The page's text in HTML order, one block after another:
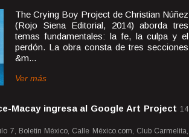
The Crying Boy Project de Christian Núñez
(Rojo Siena Editorial, 2014) aborda tres
temas fundamentales: la fe, la culpa y el
perdón. La obra consta de tres secciones
&m...
Ver más
Macay ingresa al Google Art Project 14
7, Boletín México, Calle México.com, Club Carmelita,